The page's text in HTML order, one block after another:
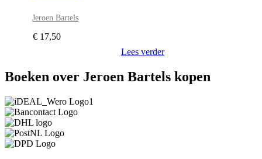
Jeroen Bartels
€ 17,50
Lees verder
Boeken over Jeroen Bartels kopen